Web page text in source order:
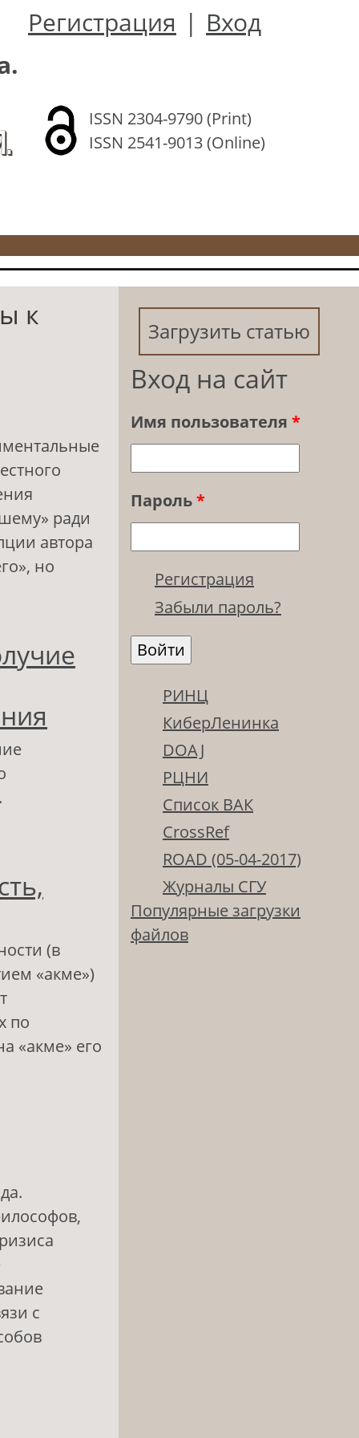
Регистрация | Вход
ISSN 2304-9790 (Print)
ISSN 2541-9013 (Online)
к
ради
автора
но
(в
«акме»)
по
«акме» его
с
Загрузить статью
Вход на сайт
Имя пользователя *
Пароль*
Регистрация
Забыли пароль?
РИНЦ
КиберЛенинка
DOAJ
РЦНИ
Список ВАК
CrossRef
ROAD (05-04-2017)
Журналы СГУ
Популярные загрузки
файлов